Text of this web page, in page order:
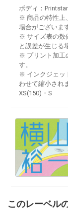
ボディ：
※ 商品の特性上
場合がございま
※ サイズ表の数
と誤差が生じる
※ プリント加工
す。
※ インクジェッ
わせて縮小され
XS(150)・S
このレーベル